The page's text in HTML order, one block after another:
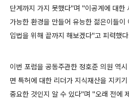
단계까지 가지 못했다"며 "이공계에 대한
가능한 환경을 만들어 유능한 젊은이들이
입법을 위해 끝까지 해보겠다"고 피력했
이번 포럼을 공동주관한 정호준 의원 역
면 특허에 대한 리더가 지식재산을 지키
중요한 것인지 알 수 있다"며 "오래 전에